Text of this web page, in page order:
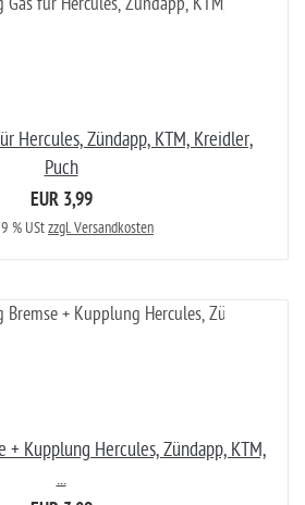
Hercules, Zündapp, KTM, Kreidler,
Puch
EUR 3,99
% UStzzgl. Versandkosten
+ Kupplung Hercules, Zündapp, KTM,
...